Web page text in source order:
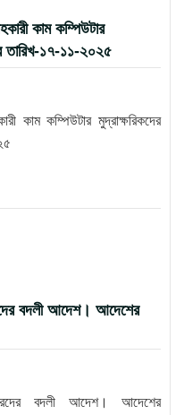
কাম কম্পিউটার
তারিখ-১৭-১১-২০২৫
কাম কম্পিউটার মুদ্রাক্ষরিকদের
বদলী আদেশ। আদেশের
বদলী আদেশ। আদেশের